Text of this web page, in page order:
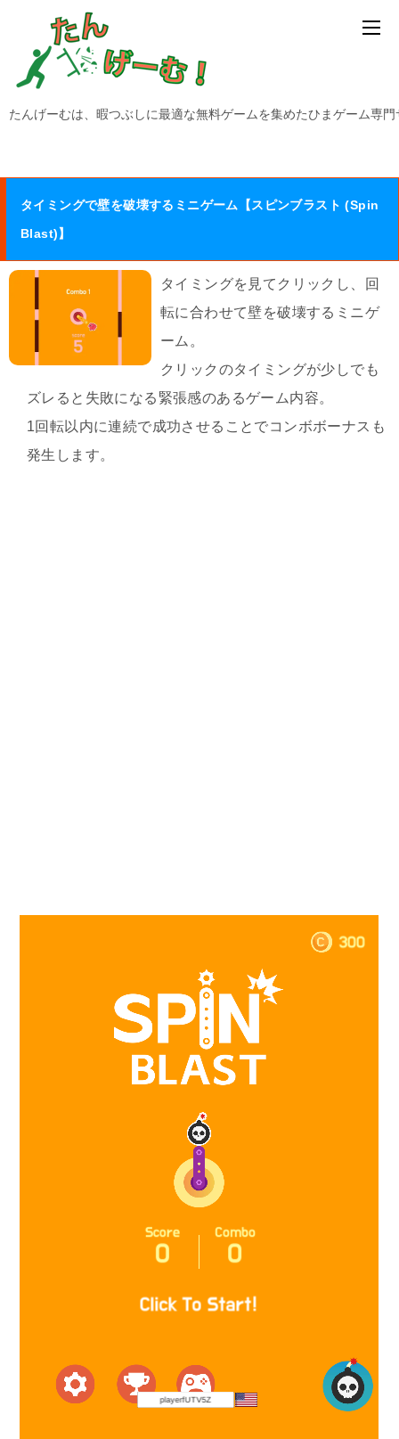
たんげーむは、暇つぶしに最適な無料ゲームを集めたひまゲーム専
タイミングで壁を破壊するミニゲーム【スピンブラスト (Spin
Blast)】
タイミングを見てクリックし、回
転に合わせて壁を破壊するミニゲ
ーム。
クリックのタイミングが少しでも
ズレると失敗になる緊張感のあるゲーム内容。
1回転以内に連続で成功させることでコンボボーナスも
発生します。